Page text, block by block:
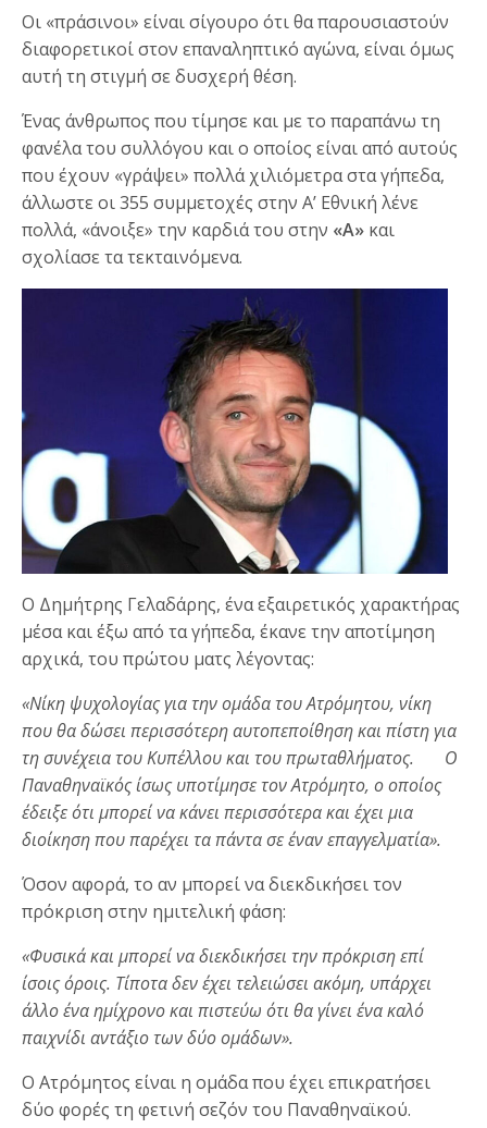
Οι «πράσινοι» είναι σίγουρο ότι θα παρουσιαστούν
διαφορετικοί στον επαναληπτικό αγώνα, είναι όμως
αυτή τη στιγμή σε δυσχερή θέση.
Ένας άνθρωπος που τίμησε και με το παραπάνω τη
φανέλα του συλλόγου και ο οποίος είναι από αυτούς
που έχουν «γράψει» πολλά χιλιόμετρα στα γήπεδα,
άλλωστε οι 355 συμμετοχές στην Α’ Εθνική λένε
πολλά, «άνοιξε» την καρδιά του στην «Α» και
σχολίασε τα τεκταινόμενα.
Ο Δημήτρης Γελαδάρης, ένα εξαιρετικός χαρακτήρας
μέσα και έξω από τα γήπεδα, έκανε την αποτίμηση
αρχικά, του πρώτου ματς λέγοντας:
«Νίκη ψυχολογίας για την ομάδα του Ατρόμητου, νίκη
που θα δώσει περισσότερη αυτοπεποίθηση και πίστη για
τη συνέχεια του Κυπέλλου και του πρωταθλήματος. O
Παναθηναϊκός ίσως υποτίμησε τον Ατρόμητο, o οποίος
έδειξε ότι μπορεί να κάνει περισσότερα και έχει μια
διοίκηση που παρέχει τα πάντα σε έναν επαγγελματία».
Όσον αφορά, το αν μπορεί να διεκδικήσει τον
πρόκριση στην ημιτελική φάση:
«Φυσικά και μπορεί να διεκδικήσει την πρόκριση επί
ίσοις όροις. Τίποτα δεν έχει τελειώσει ακόμη, υπάρχει
άλλο ένα ημίχρονο και πιστεύω ότι θα γίνει ένα καλό
παιχνίδι αντάξιο των δύο ομάδων».
Ο Ατρόμητος είναι η ομάδα που έχει επικρατήσει
δύο φορές τη φετινή σεζόν του Παναθηναϊκού.